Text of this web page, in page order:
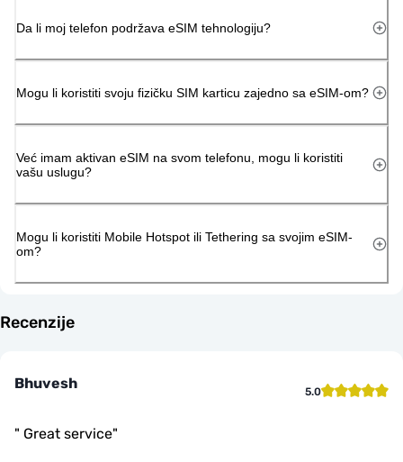
Da li moj telefon podržava eSIM tehnologiju?
Mogu li koristiti svoju fizičku SIM karticu zajedno sa eSIM-om?
Već imam aktivan eSIM na svom telefonu, mogu li koristiti
vašu uslugu?
Mogu li koristiti Mobile Hotspot ili Tethering sa svojim eSIM-
om?
Recenzije
Bhuvesh 5.0
" Great service"